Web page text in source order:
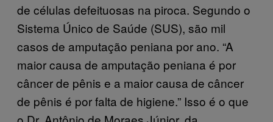
de células defeituosas na piroca. Segundo o
Sistema Único de Saúde (SUS), são mil
casos de amputação peniana por ano. “A
maior causa de amputação peniana é por
câncer de pênis e a maior causa de câncer
de pênis é por falta de higiene.” Isso é o que